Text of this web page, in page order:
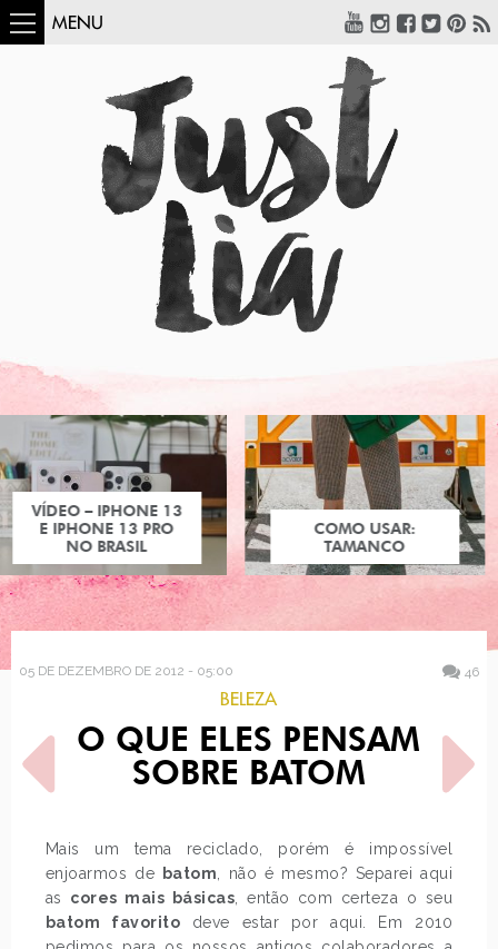
MENU
COMO USAR:
TAMANCO
05 DE DEZEMBRO DE 2012 - 05:00 46
BELEZA
O QUE ELES PENSAM
SOBRE BATOM
Mais um tema reciclado, porém é impossível
enjoarmos de
batom , não é mesmo? Separei aqui
as cores mais básicas , então com certeza o seu
batom favorito deve estar por aqui. Em 2010
POST ANTERIOR
DOCINHOS DECORADOS
PRÓXIMO POST
IZZIYANA SUHAIMI